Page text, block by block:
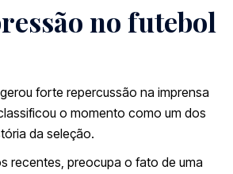
no futebol
forte repercussão na imprensa
o momento como um dos
da seleção.
recentes, preocupa o fato de uma